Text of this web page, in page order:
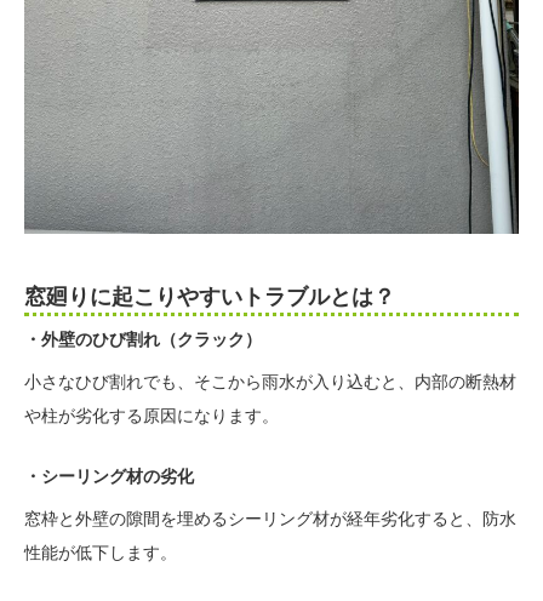
窓廻りに起こりやすいトラブルとは？
・外壁のひび割れ（クラック）
小さなひび割れでも、そこから雨水が入り込むと、内部の断熱材
や柱が劣化する原因になります。
・シーリング材の劣化
窓枠と外壁の隙間を埋めるシーリング材が経年劣化すると、防水
性能が低下します。